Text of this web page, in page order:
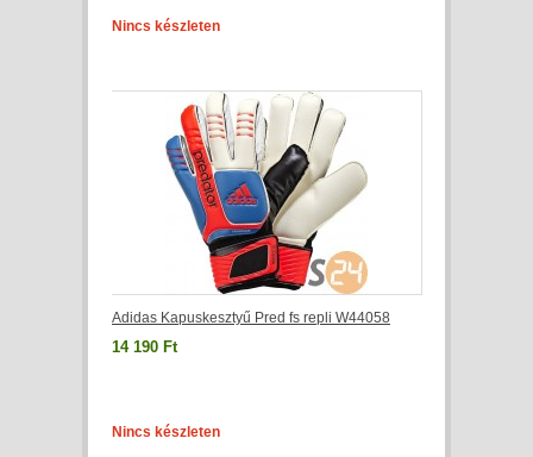
Nincs készleten
Adidas Kapuskesztyű Pred fs repli W44058
14 190 Ft
Nincs készleten